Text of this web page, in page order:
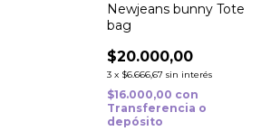
Newjeans bunny Tote
bag
$20.000,00
3 x $6.666,67 sin interés
$16.000,00 con
Transferencia o
depósito